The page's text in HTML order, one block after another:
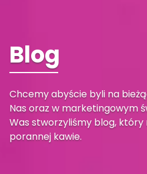
Blog
Chcemy abyście byli na
Nas oraz w marketingowym
Was stworzyliśmy blog,
porannej kawie.